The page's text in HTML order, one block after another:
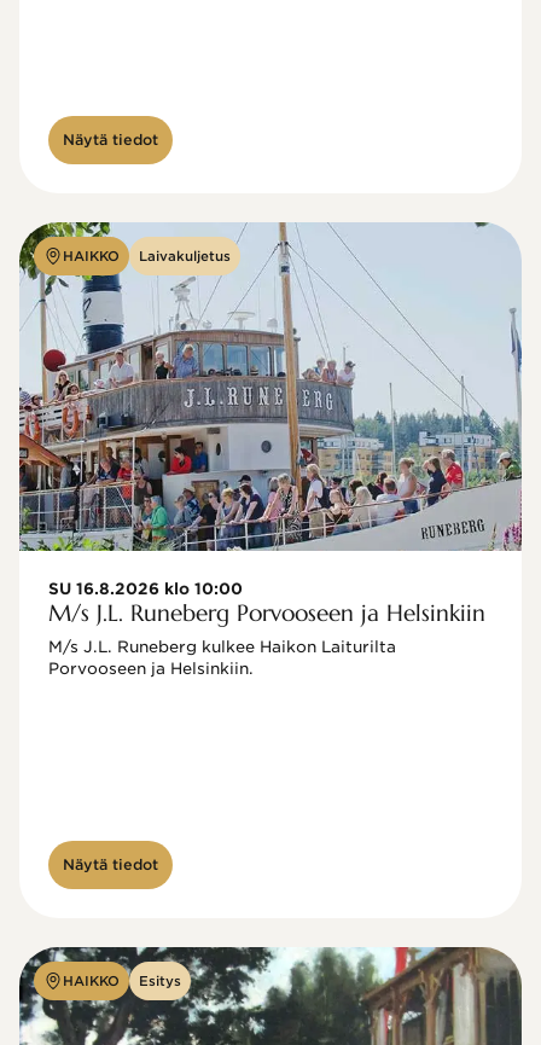
Näytä tiedot
HAIKKO Laivakuljetus
SU 16.8.2026 klo 10:00
M/s J.L. Runeberg Porvooseen ja Helsinkiin
M/s J.L. Runeberg kulkee Haikon Laiturilta
Porvooseen ja Helsinkiin.
Näytä tiedot
HAIKKO Esitys